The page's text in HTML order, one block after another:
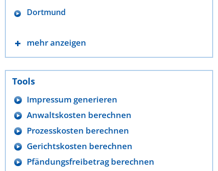
Dortmund
mehr anzeigen
Tools
Impressum generieren
Anwaltskosten berechnen
Prozesskosten berechnen
Gerichtskosten berechnen
Pfändungsfreibetrag berechnen